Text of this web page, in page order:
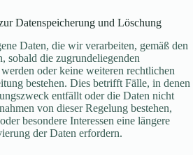
Datenspeicherung und Löschung
Daten, die wir verarbeiten, gemäß den
sobald die zugrundeliegenden
oder keine weiteren rechtlichen
bestehen. Dies betrifft Fälle, in denen
entfällt oder die Daten nicht
von dieser Regelung bestehen,
besondere Interessen eine längere
der Daten erfordern.